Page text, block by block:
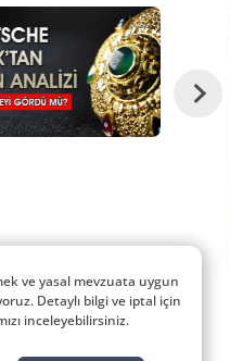
ve yasal mevzuata uygun
Detaylı bilgi ve iptal için
inceleyebilirsiniz.